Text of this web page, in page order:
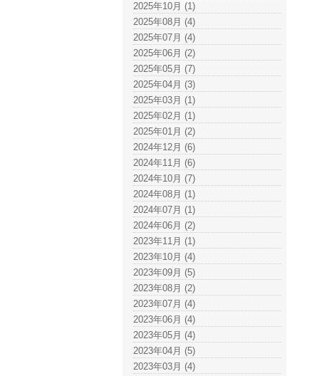
2025年10月 (1)
2025年08月 (4)
2025年07月 (4)
2025年06月 (2)
2025年05月 (7)
2025年04月 (3)
2025年03月 (1)
2025年02月 (1)
2025年01月 (2)
2024年12月 (6)
2024年11月 (6)
2024年10月 (7)
2024年08月 (1)
2024年07月 (1)
2024年06月 (2)
2023年11月 (1)
2023年10月 (4)
2023年09月 (5)
2023年08月 (2)
2023年07月 (4)
2023年06月 (4)
2023年05月 (4)
2023年04月 (5)
2023年03月 (4)